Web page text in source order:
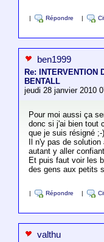
Répondre
ben1999
Re: INTERVENTION
BENTALL
jeudi 28 janvier 2010
Pour moi aussi ça
donc si j'ai bien tout
que je suis résigné ;-
Il n'y pas de
autant y aller
Et puis faut voir les
des gens aux petits
Répondre
valthu